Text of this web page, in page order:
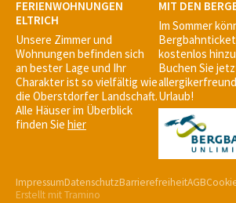
FERIENWOHNUNGEN
ELTRICH
Unsere Zimmer und
Wohnungen befinden sich
an bester Lage und Ihr
Charakter ist so vielfältig wie
die Oberstdorfer Landschaft.
Alle Häuser im Überblick
finden Sie hier
MIT DEN
Im Sommer
kostenlos
Buchen Sie
Urlaub!
ImpressumDatenschutzBarrierefreiheitAGB
Erstellt mitTramino